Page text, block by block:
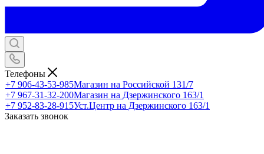
Телефоны
+7 906-43-53-985Магазин на Российской 131/7
+7 967-31-32-200Магазин на Дзержинского 163/1
+7 952-83-28-915Уст.Центр на Дзержинского 163/1
Заказать звонок